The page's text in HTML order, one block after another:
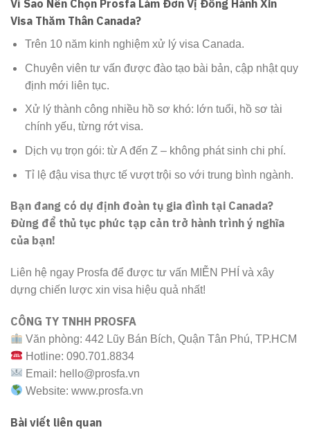
Vì Sao Nên Chọn Prosfa Làm Đơn Vị Đồng Hành Xin
Visa Thăm Thân Canada?
Trên 10 năm kinh nghiệm xử lý visa Canada.
Chuyên viên tư vấn được đào tạo bài bản, cập nhật quy
định mới liên tục.
Xử lý thành công nhiều hồ sơ khó: lớn tuổi, hồ sơ tài
chính yếu, từng rớt visa.
Dịch vụ trọn gói: từ A đến Z – không phát sinh chi phí.
Tỉ lệ đậu visa thực tế vượt trội so với trung bình ngành.
Bạn đang có dự định đoàn tụ gia đình tại Canada?
Đừng để thủ tục phức tạp cản trở hành trình ý nghĩa
của bạn!
Liên hệ ngay Prosfa để được tư vấn MIỄN PHÍ và xây
dựng chiến lược xin visa hiệu quả nhất!
CÔNG TY TNHH PROSFA
Văn phòng: 442 Lũy Bán Bích, Quận Tân Phú, TP.HCM
Hotline: 090.701.8834
Email: hello@prosfa.vn
Website: www.prosfa.vn
Bài viết liên quan